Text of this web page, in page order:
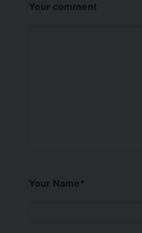
Your comment
Your Name*